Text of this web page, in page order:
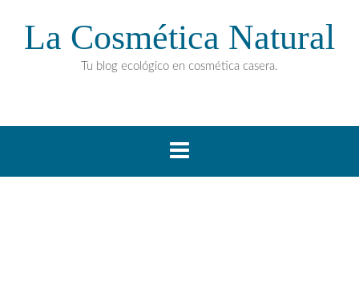
La Cosmética Natural
Tu blog ecológico en cosmética casera.